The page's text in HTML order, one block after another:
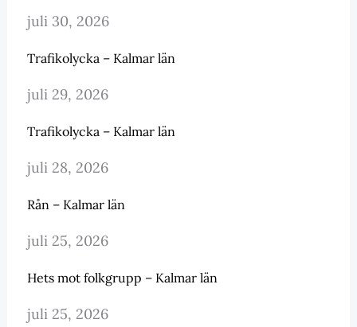
juli 30, 2026
Trafikolycka – Kalmar län
juli 29, 2026
Trafikolycka – Kalmar län
juli 28, 2026
Rån – Kalmar län
juli 25, 2026
Hets mot folkgrupp – Kalmar län
juli 25, 2026